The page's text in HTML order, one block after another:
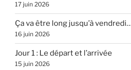
17 juin 2026
Ça va être long jusqu’à
16 juin 2026
Jour 1 : Le départ et l’arrivée
15 juin 2026